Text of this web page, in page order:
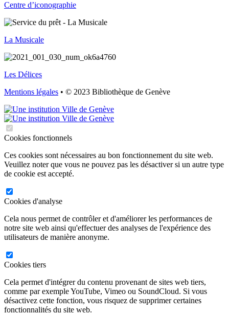
Centre d’iconographie
La Musicale
Les Délices
Mentions légales • © 2023 Bibliothèque de Genève
Cookies fonctionnels
Ces cookies sont nécessaires au bon fonctionnement du site web.
Veuillez noter que vous ne pouvez pas les désactiver si un autre type
de cookie est accepté.
Cookies d'analyse
Cela nous permet de contrôler et d'améliorer les performances de
notre site web ainsi qu'effectuer des analyses de l'expérience des
utilisateurs de manière anonyme.
Cookies tiers
Cela permet d'intégrer du contenu provenant de sites web tiers,
comme par exemple YouTube, Vimeo ou SoundCloud. Si vous
désactivez cette fonction, vous risquez de supprimer certaines
fonctionnalités du site web.